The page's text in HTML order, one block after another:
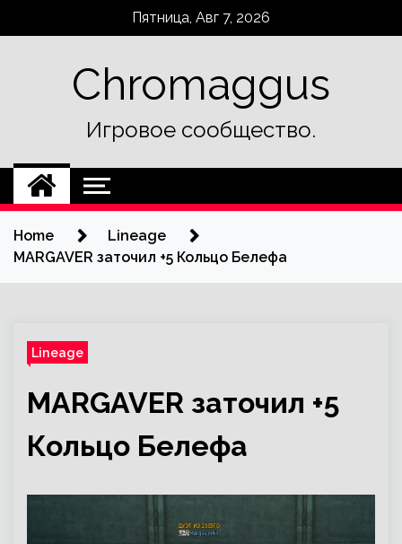
Пятница, Авг 7, 2026
Chromaggus
Игровое сообщество.
Home
Lineage
MARGAVER заточил +5 Кольцо Белефа
Lineage
MARGAVER заточил +5
Кольцо Белефа